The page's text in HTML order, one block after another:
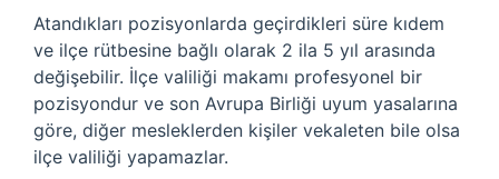
Atandıkları pozisyonlarda geçirdikleri süre kıdem
ve ilçe rütbesine bağlı olarak 2 ila 5 yıl arasında
değişebilir. İlçe valiliği makamı profesyonel bir
pozisyondur ve son Avrupa Birliği uyum yasalarına
göre, diğer mesleklerden kişiler vekaleten bile olsa
ilçe valiliği yapamazlar.